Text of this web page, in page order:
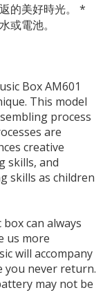
的美好時光。 *
或電池。
Box AM601
This model
process
are
creative
skills, and
skills as children
can always
us more
will accompany
you never return.
may not be